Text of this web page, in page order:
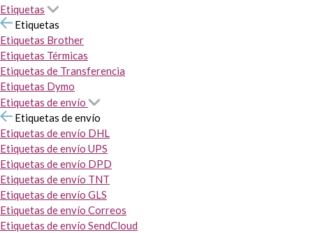
Etiquetas
Etiquetas
Etiquetas Brother
Etiquetas Térmicas
Etiquetas de Transferencia
Etiquetas Dymo
Etiquetas de envío
Etiquetas de envío
Etiquetas de envío DHL
Etiquetas de envío UPS
Etiquetas de envío DPD
Etiquetas de envío TNT
Etiquetas de envío GLS
Etiquetas de envío Correos
Etiquetas de envío SendCloud